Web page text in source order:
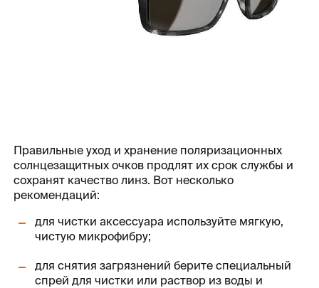
Правильные уход и хранение поляризационных
солнцезащитных очков продлят их срок службы и
сохранят качество линз. Вот несколько
рекомендаций:
для чистки аксессуара используйте мягкую,
чистую микрофибру;
для снятия загрязнений берите специальный
спрей для чистки или раствор из воды и